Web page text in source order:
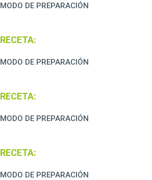
MODO DE PREPARACIÓN
RECETA:
MODO DE PREPARACIÓN
RECETA:
MODO DE PREPARACIÓN
RECETA:
MODO DE PREPARACIÓN